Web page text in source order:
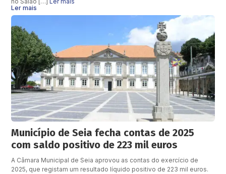
Ler mais
Município de Seia fecha contas de 2025
com saldo positivo de 223 mil euros
A Câmara Municipal de Seia aprovou as contas do exercício de
2025, que registam um resultado líquido positivo de 223 mil euros.